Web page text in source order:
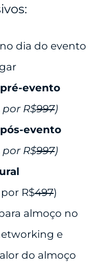
no dia do evento
evento
R$997)
evento
R$997)
R$497)
almoço no
e
do almoço